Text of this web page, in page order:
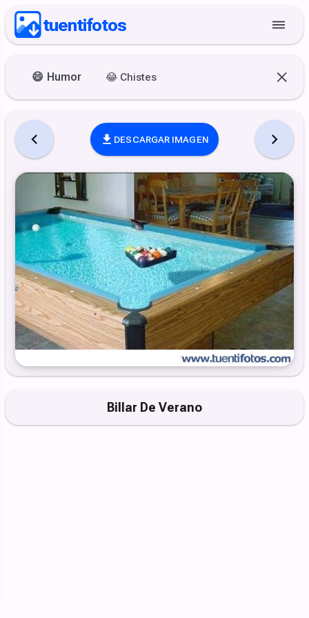
tuentifotos
😄 Humor 😂 Chistes
DESCARGAR IMAGEN
Billar De Verano